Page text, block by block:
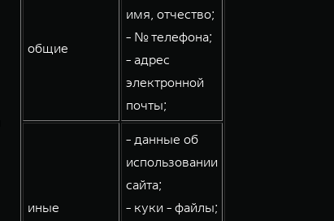
общие
имя, отчество;
- № телефона;
- адрес
электронной
почты;
иные
- данные об
использовании
сайта;
- куки - файлы;